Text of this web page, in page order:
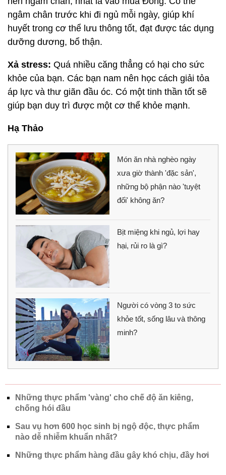
ngâm chân trước khi đi ngủ mỗi ngày, giúp khí
huyết trong cơ thể lưu thông tốt, đạt được tác dụng
dưỡng dương, bổ thận.
Xả stress: Quá nhiều căng thẳng có hại cho sức
khỏe của bạn. Các bạn nam nên học cách giải tỏa
áp lực và thư giãn đầu óc. Có một tinh thần tốt sẽ
giúp bạn duy trì được một cơ thể khỏe mạnh.
Hạ Thảo
Món ăn nhà nghèo ngày
xưa giờ thành 'đặc sản',
những bộ phận nào 'tuyệt
đối' không ăn?
Bịt miệng khi ngủ, lợi hay
hại, rủi ro là gì?
Người có vòng 3 to sức
khỏe tốt, sống lâu và thông
minh?
Những thực phẩm 'vàng' cho chế độ ăn kiêng,
chống hói đầu
Sau vụ hơn 600 học sinh bị ngộ độc, thực phẩm
nào dễ nhiễm khuẩn nhất?
Những thực phẩm hàng đầu gây khó chịu, đầy hơi